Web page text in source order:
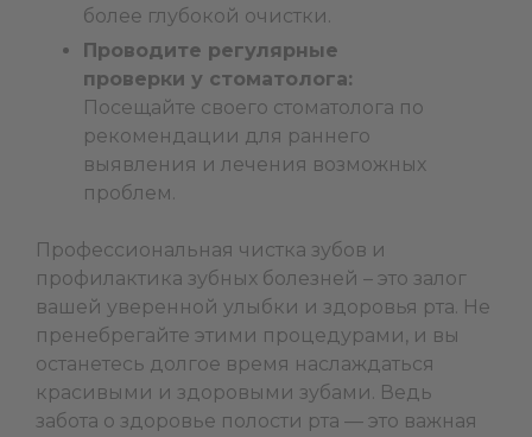
более глубокой очистки.
Проводите регулярные
проверки у стоматолога:
Посещайте своего стоматолога по
рекомендации для раннего
выявления и лечения возможных
проблем.
Профессиональная чистка зубов и
профилактика зубных болезней – это залог
вашей уверенной улыбки и здоровья рта. Не
пренебрегайте этими процедурами, и вы
останетесь долгое время наслаждаться
красивыми и здоровыми зубами. Ведь
забота о здоровье полости рта — это важная